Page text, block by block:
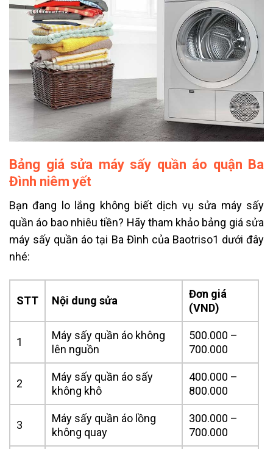
Bảng giá sửa máy sấy quần áo quận Ba
Đình niêm yết
Bạn đang lo lắng không biết dịch vụ sửa máy sấy
quần áo bao nhiêu tiền? Hãy tham khảo bảng giá sửa
máy sấy quần áo tại Ba Đình của Baotriso1 dưới đây
nhé:
STT Nội dung sửa
Đơn giá
(VND)
1
Máy sấy quần áo không
lên nguồn
500.000 –
700.000
2
Máy sấy quần áo sấy
không khô
400.000 –
800.000
3
Máy sấy quần áo lồng
không quay
300.000 –
700.000